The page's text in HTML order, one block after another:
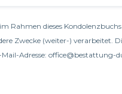
Rahmen dieses
Zwecke (weiter-) verarbeitet.
Mail-Adresse: office@bestattung-